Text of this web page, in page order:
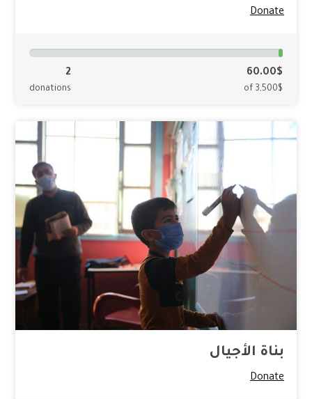
Donate
60.00$
of 3,500$
2
donations
بناة الأجيال
Donate